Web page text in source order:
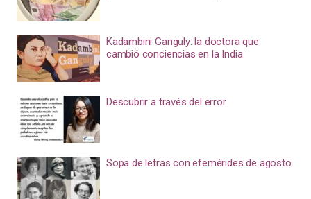
Kadambini Ganguly: la doctora que
cambió conciencias en la India
Descubrir a través del error
Sopa de letras con efemérides de agosto